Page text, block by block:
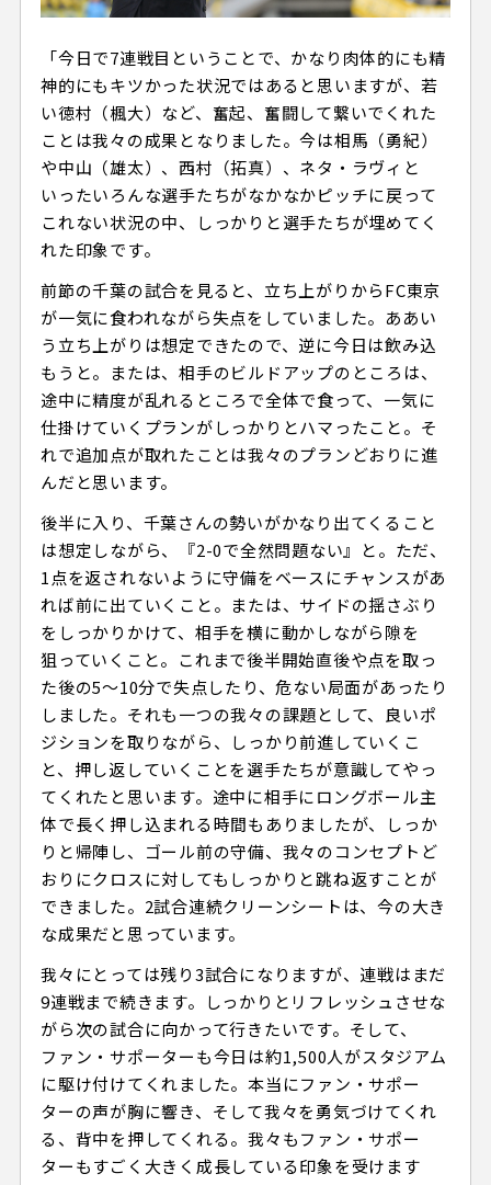
「今日で7連戦目ということで、かなり肉体的にも精
神的にもキツかった状況ではあると思いますが、若
い徳村（楓大）など、奮起、奮闘して繋いでくれた
ことは我々の成果となりました。今は相馬（勇紀）
や中山（雄太）、西村（拓真）、ネタ・ラヴィと
いったいろんな選手たちがなかなかピッチに戻って
これない状況の中、しっかりと選手たちが埋めてく
れた印象です。
前節の千葉の試合を見ると、立ち上がりからFC東京
が一気に食われながら失点をしていました。ああい
う立ち上がりは想定できたので、逆に今日は飲み込
もうと。または、相手のビルドアップのところは、
途中に精度が乱れるところで全体で食って、一気に
仕掛けていくプランがしっかりとハマったこと。そ
れで追加点が取れたことは我々のプランどおりに進
んだと思います。
後半に入り、千葉さんの勢いがかなり出てくること
は想定しながら、『2-0で全然問題ない』と。ただ、
1点を返されないように守備をベースにチャンスがあ
れば前に出ていくこと。または、サイドの揺さぶり
をしっかりかけて、相手を横に動かしながら隙を
狙っていくこと。これまで後半開始直後や点を取っ
た後の5～10分で失点したり、危ない局面があったり
しました。それも一つの我々の課題として、良いポ
ジションを取りながら、しっかり前進していくこ
と、押し返していくことを選手たちが意識してやっ
てくれたと思います。途中に相手にロングボール主
体で長く押し込まれる時間もありましたが、しっか
りと帰陣し、ゴール前の守備、我々のコンセプトど
おりにクロスに対してもしっかりと跳ね返すことが
できました。2試合連続クリーンシートは、今の大き
な成果だと思っています。
我々にとっては残り3試合になりますが、連戦はまだ
9連戦まで続きます。しっかりとリフレッシュさせな
がら次の試合に向かって行きたいです。そして、
ファン・サポーターも今日は約1,500人がスタジアム
に駆け付けてくれました。本当にファン・サポー
ターの声が胸に響き、そして我々を勇気づけてくれ
る、背中を押してくれる。我々もファン・サポー
ターもすごく大きく成長している印象を受けます